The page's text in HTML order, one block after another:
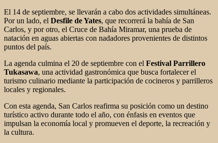
El 14 de septiembre, se llevarán a cabo dos actividades simultáneas.
Por un lado, el Desfile de Yates, que recorrerá la bahía de San
Carlos, y por otro, el Cruce de Bahía Miramar, una prueba de
natación en aguas abiertas con nadadores provenientes de distintos
puntos del país.
La agenda culmina el 20 de septiembre con el Festival Parrillero
Tukasawa, una actividad gastronómica que busca fortalecer el
turismo culinario mediante la participación de cocineros y parrilleros
locales y regionales.
Con esta agenda, San Carlos reafirma su posición como un destino
turístico activo durante todo el año, con énfasis en eventos que
impulsan la economía local y promueven el deporte, la recreación y
la cultura.